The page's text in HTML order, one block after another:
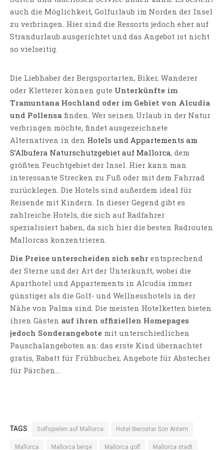
auch die Möglichkeit, Golfurlaub im Norden der Insel
zu verbringen. Hier sind die Ressorts jedoch eher auf
Strandurlaub ausgerichtet und das Angebot ist nicht
so vielseitig.
Die Liebhaber der Bergsportarten, Biker, Wanderer
oder Kletterer können gute Unterkünfte im
Tramuntana Hochland oder im Gebiet von Alcudia
und Pollensa finden. Wer seinen Urlaub in der Natur
verbringen möchte, findet ausgezeichnete
Alternativen in den Hotels und Appartements am
S’Albufera Naturschutzgebiet auf Mallorca, dem
größten Feuchtgebiet der Insel. Hier kann man
interessante Strecken zu Fuß oder mit dem Fahrrad
zurücklegen. Die Hotels sind außerdem ideal für
Reisende mit Kindern. In dieser Gegend gibt es
zahlreiche Hotels, die sich auf Radfahrer
spezialisiert haben, da sich hier die besten Radrouten
Mallorcas konzentrieren.
Die Preise unterscheiden sich sehr entsprechend
der Sterne und der Art der Unterkunft, wobei die
Aparthotel und Appartements in Alcudia immer
günstiger als die Golf- und Wellnesshotels in der
Nähe von Palma sind. Die meisten Hotelketten bieten
ihren Gästen auf ihren offiziellen Homepages
jedoch Sonderangebote mit unterschiedlichen
Pauschalangeboten an: das erste Kind übernachtet
gratis, Rabatt für Frühbucher, Angebote für Abstecher
für Pärchen…
TAGS Golfspielen auf Mallorca Hotel Iberostar Son Antem
Mallorca Mallorca berge Mallorca golf Mallorca stadt